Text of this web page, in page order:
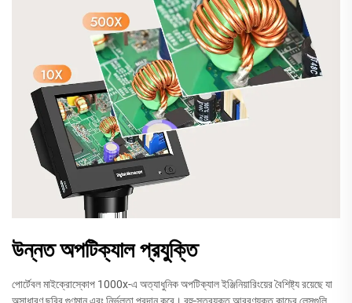
উন্নত অপটিক্যাল প্রযুক্তি
পোর্টেবল মাইক্রোস্কোপ 1000x-এ অত্যাধুনিক অপটিক্যাল ইঞ্জিনিয়ারিংয়ের বৈশিষ্ট্য রয়েছে যা